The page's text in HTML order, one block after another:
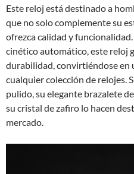
Este reloj está destinado a
que no solo complemente su
ofrezca calidad y
cinético automático, este reloj
durabilidad, convirtiéndose en
cualquier colección de relojes.
pulido, su elegante brazalete
su cristal de zafiro lo hacen
mercado.